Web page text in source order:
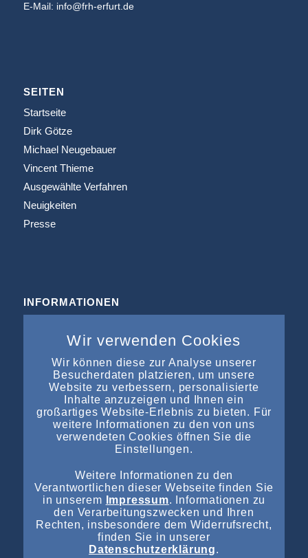
E-Mail: info@frh-erfurt.de
SEITEN
Startseite
Dirk Götze
Michael Neugebauer
Vincent Thieme
Ausgewählte Verfahren
Neuigkeiten
Presse
INFORMATIONEN
Impressum
Datenschutz
Kontakt
NEUESTE EINTRÄGE
Vorläufiges Insolvenzverfahren über das Vermögen der
Autohaus Staffel Gruppe angeordnet
Vorläufiges Insolvenzverfahren über das Vermögen der
Autohaus Staffel Gruppe angeordnet
Wir verwenden Cookies
Wir können diese zur Analyse unserer
Besucherdaten platzieren, um unsere
Website zu verbessern, personalisierte
Inhalte anzuzeigen und Ihnen ein
großartiges Website-Erlebnis zu bieten. Für
weitere Informationen zu den von uns
verwendeten Cookies öffnen Sie die
Einstellungen.
Weitere Informationen zu den
Verantwortlichen dieser Webseite finden Sie
in unserem
Impressum. Informationen zu
den Verarbeitungszwecken und Ihren
Rechten, insbesondere dem Widerrufsrecht,
finden Sie in unserer
Datenschutzerklärung.